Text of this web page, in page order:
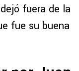
fuera de la
fue su buena